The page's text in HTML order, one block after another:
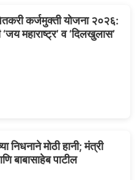
कर्जमुक्ती योजना २०२६:
महाराष्ट्र’ व ‘दिलखुलास’
निधनाने मोठी हानी; मंत्री
बाबासाहेब पाटील